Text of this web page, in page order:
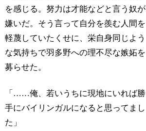
を感じる。努力は才能などと言う奴が
嫌いだ。そう言って自分を羨む人間を
軽蔑していたくせに、栄自身同じよう
な気持ちで羽多野への理不尽な嫉妬を
募らせた。
「……俺、若いうちに現地にいれば勝
手にバイリンガルになると思ってまし
た」